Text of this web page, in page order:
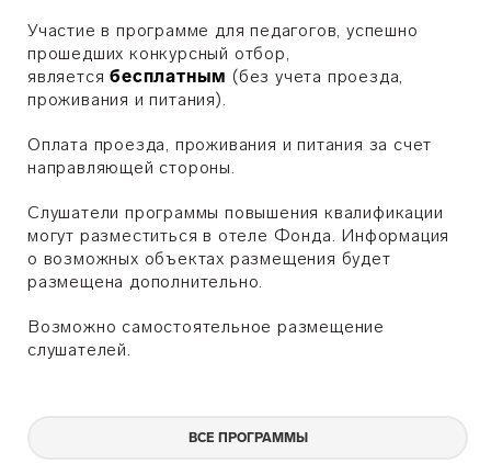
Участие в программе для педагогов, успешно
прошедших конкурсный отбор,
являетсябесплатным (без учета проезда,
проживания и питания).
Оплата проезда, проживания и питания за счет
направляющей стороны.
Слушатели программы повышения квалификации
могут разместиться в отеле Фонда. Информация
о возможных объектах размещения будет
размещена дополнительно.
Возможно самостоятельное размещение
слушателей.
ВСЕ ПРОГРАММЫ